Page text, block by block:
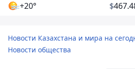
+20° $
Новости Казахстана и мира на
Новости общества